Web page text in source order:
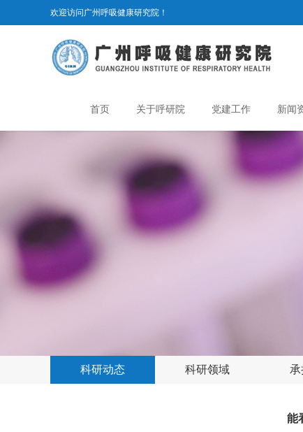
欢迎访问广州呼吸健康研究院！
首页 关于呼研院 党建工作 新闻
科研动态 科研领域 承
能